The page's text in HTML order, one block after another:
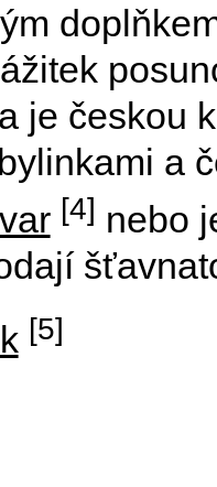
je českou
a
[4] nebo
[5]